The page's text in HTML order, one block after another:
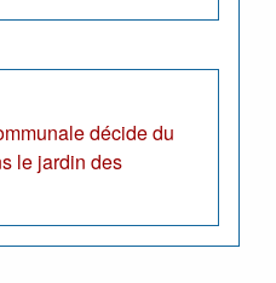
décide du
le jardin des